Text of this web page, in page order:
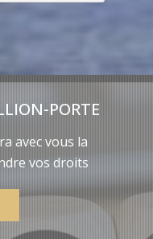
PORTE
avec vous la
vos droits